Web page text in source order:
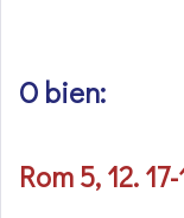
O bien:
Rom 5, 12.